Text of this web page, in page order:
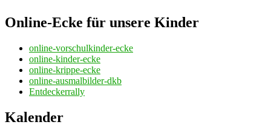
Online-Ecke für unsere Kinder
online-vorschulkinder-ecke
online-kinder-ecke
online-krippe-ecke
online-ausmalbilder-dkb
Entdeckerrally
Kalender